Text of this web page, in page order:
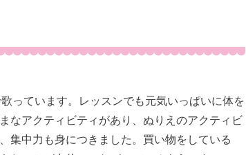
っています。レッスンでも元気いっぱいに体を
なアクティビティがあり、ぬりえのアクティビ
集中力も身につきました。買い物をしている